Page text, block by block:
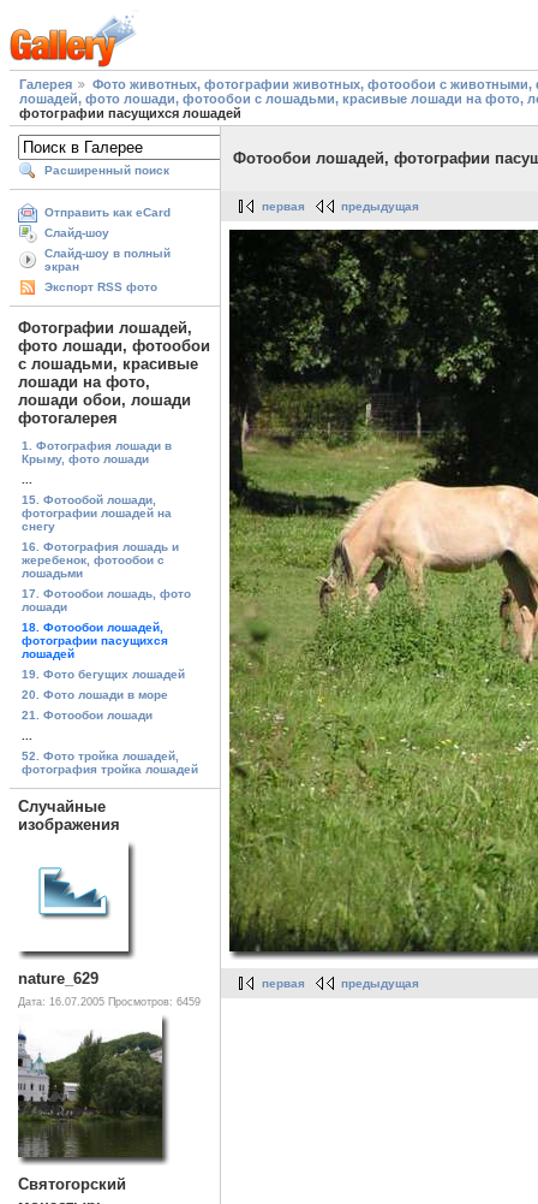
Галерея
Фото животных, фотографии животных, фотообои с
лошадей, фото лошади, фотообои с лошадьми, красивые лошади на фото,
фотографии пасущихся лошадей
Расширенный поиск
Отправить как eCard
Слайд-шоу
Слайд-шоу в полный
экран
Экспорт RSS фото
Фотографии лошадей,
фото лошади, фотообои
с лошадьми, красивые
лошади на фото,
лошади обои, лошади
фотогалерея
1. Фотография лошади в
Крыму, фото лошади
15. Фотообой лошади,
фотографии лошадей на
снегу
16. Фотография лошадь и
жеребенок, фотообои с
лошадьми
17. Фотообои лошадь, фото
лошади
18. Фотообои лошадей,
фотографии пасущихся
лошадей
19. Фото бегущих лошадей
20. Фото лошади в море
21. Фотообои лошади
52. Фото тройка лошадей,
фотография тройка лошадей
Случайные
изображения
nature_629
Дата: 16.07.2005 Просмотров: 6459
Святогорский
Фотообои лошадей, фотографии
первая предыдущая
первая предыдущая